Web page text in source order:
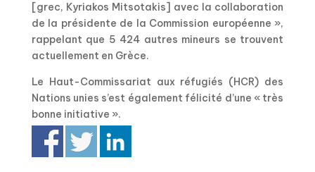
[grec, Kyriakos Mitsotakis] avec la collaboration
de la présidente de la Commission européenne »,
rappelant que 5 424 autres mineurs se trouvent
actuellement en Grèce.
Le Haut-Commissariat aux réfugiés (HCR) des
Nations unies s’est également félicité d’une « très
bonne initiative ».